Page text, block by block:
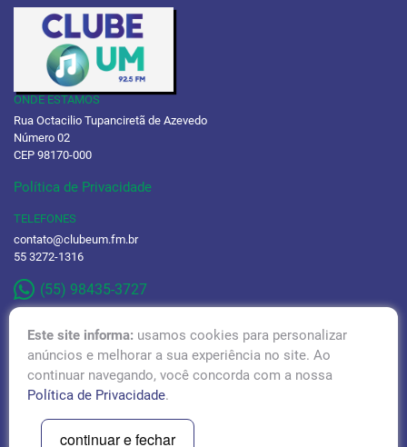
ONDE ESTAMOS
Rua Octacilio Tupanciretã de Azevedo
Número 02
CEP 98170-000
Política de Privacidade
TELEFONES
contato@clubeum.fm.br
55 3272-1316
(55) 98435-3727
Este site informa: usamos cookies para personalizar
anúncios e melhorar a sua experiência no site. Ao
continuar navegando, você concorda com a nossa
Política de Privacidade.
continuar e fechar